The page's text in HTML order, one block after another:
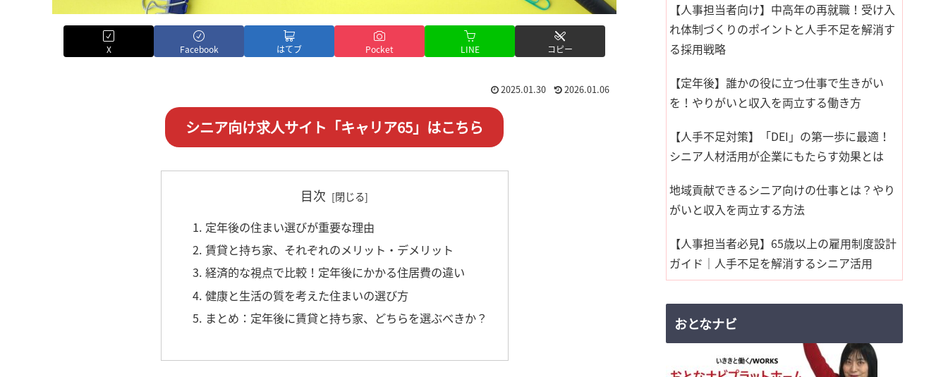
X Facebook はてブ Pocket LINE コピー
2025.01.30 2026.01.06
シニア向け求人サイト「キャリア65」はこちら
目次
1. 定年後の住まい選びが重要な理由
2. 賃貸と持ち家、それぞれのメリット・デメリット
3. 経済的な視点で比較！定年後にかかる住居費の違い
4. 健康と生活の質を考えた住まいの選び方
5. まとめ：定年後に賃貸と持ち家、どちらを選ぶべきか？
【人事担当者向け】中高年の再就職！受け入
れ体制づくりのポイントと人手不足を解消す
る採用戦略
【定年後】誰かの役に立つ仕事で生きがい
を！やりがいと収入を両立する働き方
【人手不足対策】「DEI」の第一歩に最適！
シニア人材活用が企業にもたらす効果とは
地域貢献できるシニア向けの仕事とは？やり
がいと収入を両立する方法
【人事担当者必見】65歳以上の雇用制度設計
ガイド｜人手不足を解消するシニア活用
おとなナビ